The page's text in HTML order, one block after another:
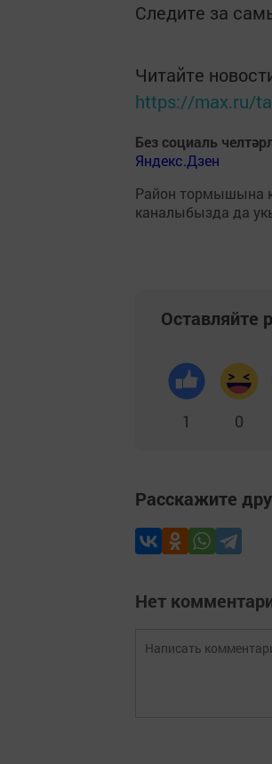
Следите за
Читайте
https://max.ru/
Без социаль
Яндекс.Дзен
Район тормышына
каналыбызда да
Оставляйте
1 0
Расскажите
Нет